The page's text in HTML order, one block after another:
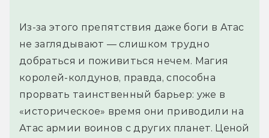
Из-за этого препятствия даже боги в Атас
не заглядывают — слишком трудно
добраться и поживиться нечем. Магия
королей-колдунов, правда, способна
прорвать таинственный барьер: уже в
«историческое» время они приводили на
Атас армии воинов с других планет. Ценой